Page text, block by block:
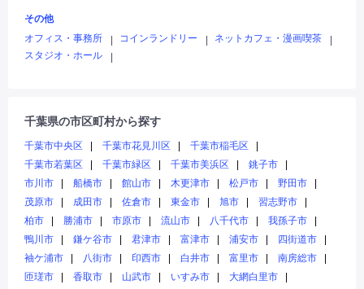
その他
オフィス・事務所
コインランドリー ネットカフェ・漫画喫茶
スタジオ・ホール
千葉県の市区町村から探す
千葉市中央区 千葉市花見川区
千葉市稲毛区
千葉市若葉区
千葉市緑区 千葉市美浜区
銚子市
市川市
船橋市 館山市 木更津市 松戸市
野田市
茂原市
成田市 佐倉市 東金市 旭市
習志野市
柏市
勝浦市 市原市 流山市 八千代市
我孫子市
鴨川市
鎌ケ谷市 君津市 富津市 浦安市
四街道市
袖ケ浦市
八街市 印西市 白井市 富里市
南房総市
匝瑳市
香取市 山武市 いすみ市
大網白里市